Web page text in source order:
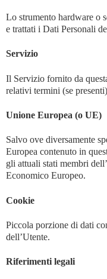
Lo strumento hardware o
e trattati i Dati Personali
Servizio
Il Servizio fornito da
relativi termini (se
Unione Europea (o UE)
Salvo ove diversamente
Europea contenuto in
gli attuali stati membri
Economico Europeo.
Cookie
Piccola porzione di dati
dell’Utente.
Riferimenti legali